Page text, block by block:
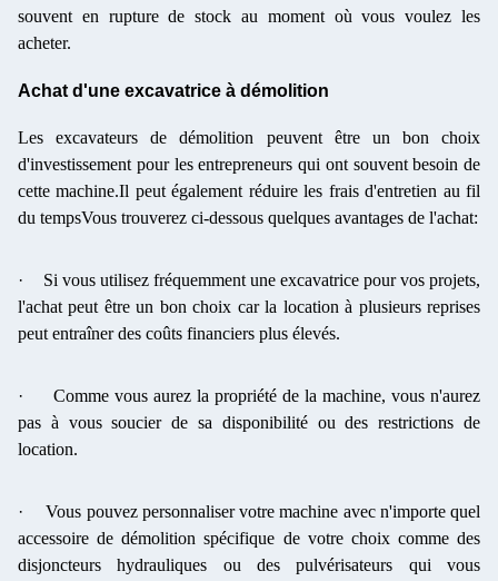
souvent en rupture de stock au moment où vous voulez les
acheter.
Achat d'une excavatrice à démolition
Les excavateurs de démolition peuvent être un bon choix
d'investissement pour les entrepreneurs qui ont souvent besoin de
cette machine.Il peut également réduire les frais d'entretien au fil
du tempsVous trouverez ci-dessous quelques avantages de l'achat:
·
Si vous utilisez fréquemment une excavatrice pour vos projets,
l'achat peut être un bon choix car la location à plusieurs reprises
peut entraîner des coûts financiers plus élevés.
·
Comme vous aurez la propriété de la machine, vous n'aurez
pas à vous soucier de sa disponibilité ou des restrictions de
location.
·
Vous pouvez personnaliser votre machine avec n'importe quel
accessoire de démolition spécifique de votre choix comme des
disjoncteurs hydrauliques ou des pulvérisateurs qui vous